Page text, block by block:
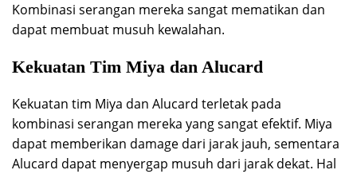
Kombinasi serangan mereka sangat mematikan dan
dapat membuat musuh kewalahan.
Kekuatan Tim Miya dan Alucard
Kekuatan tim Miya dan Alucard terletak pada
kombinasi serangan mereka yang sangat efektif. Miya
dapat memberikan damage dari jarak jauh, sementara
Alucard dapat menyergap musuh dari jarak dekat. Hal